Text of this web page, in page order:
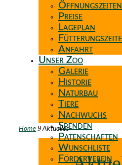
Öffnungszeiten
Preise
Lageplan
Anfahrt
Unser Zoo
Galerie
Historie
Naturbau
Tiere
Nachwuchs
Spenden
Patenschaften
Wunschliste
Förderverein
Home 9 Aktuelles